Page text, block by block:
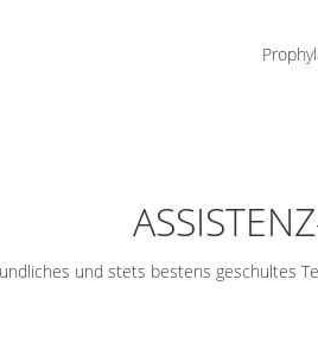
und stets bestens geschultes